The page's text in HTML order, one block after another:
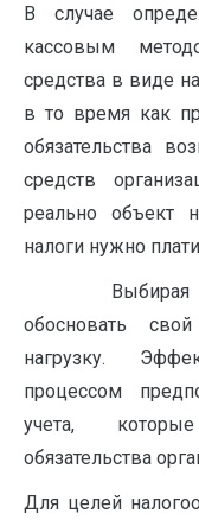
В случае
кассовым
средства в виде
в то время как
обязательства
средств
реально объект
налоги нужно
Выбирая
обосновать
нагрузку.
процессом
учета,
обязательства
Для целей